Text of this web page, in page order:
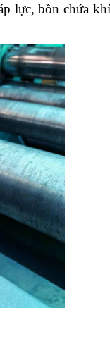
lực, bồn chứa